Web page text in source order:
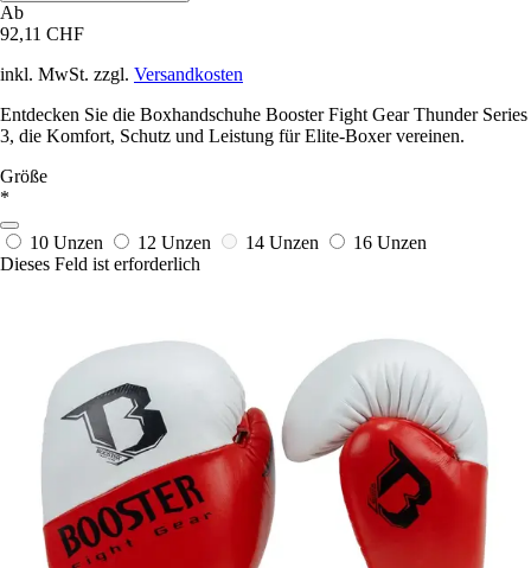
Ab
92,11 CHF
inkl. MwSt. zzgl. Versandkosten
Entdecken Sie die Boxhandschuhe Booster Fight Gear Thunder Series
3, die Komfort, Schutz und Leistung für Elite-Boxer vereinen.
Größe
*
10 Unzen 12 Unzen 14 Unzen
16 Unzen
Dieses Feld ist erforderlich